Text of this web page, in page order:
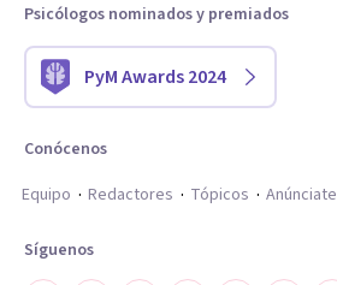
Psicólogos nominados y premiados
PyM Awards 2024
Conócenos
Equipo
Redactores Tópicos Anúnciate
Síguenos